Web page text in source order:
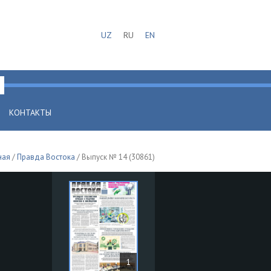
UZ RU EN
КОНТАКТЫ
/Правда Востока / Выпуск № 14 (30861)
1